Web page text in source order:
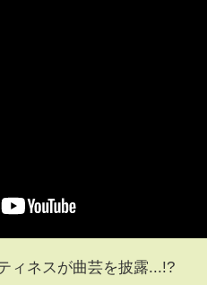
ィネスが曲芸を披露...!?